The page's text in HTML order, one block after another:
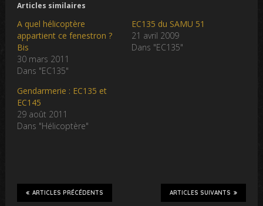
Articles similaires
A quel hélicoptère
appartient ce fenestron ?
Bis
30 mars 2011
Dans "EC135"
EC135 du SAMU 51
21 avril 2009
Dans "EC135"
Gendarmerie : EC135 et
EC145
29 août 2011
Dans "Hélicoptère"
ARTICLES SUIVANTS
ARTICLES PRÉCÉDENTS